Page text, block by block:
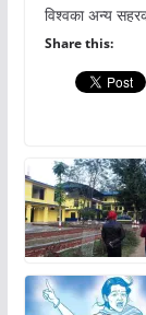
विश्वका अन्य
Share this: